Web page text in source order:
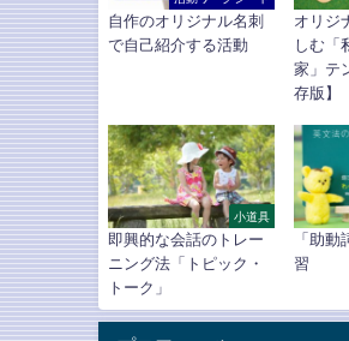
自作のオリジナル名刺
で自己紹介する活動
オリジ
しむ「
家」テ
存版】
小道具
即興的な会話のトレー
ニング法「トピック・
トーク」
「助動
習